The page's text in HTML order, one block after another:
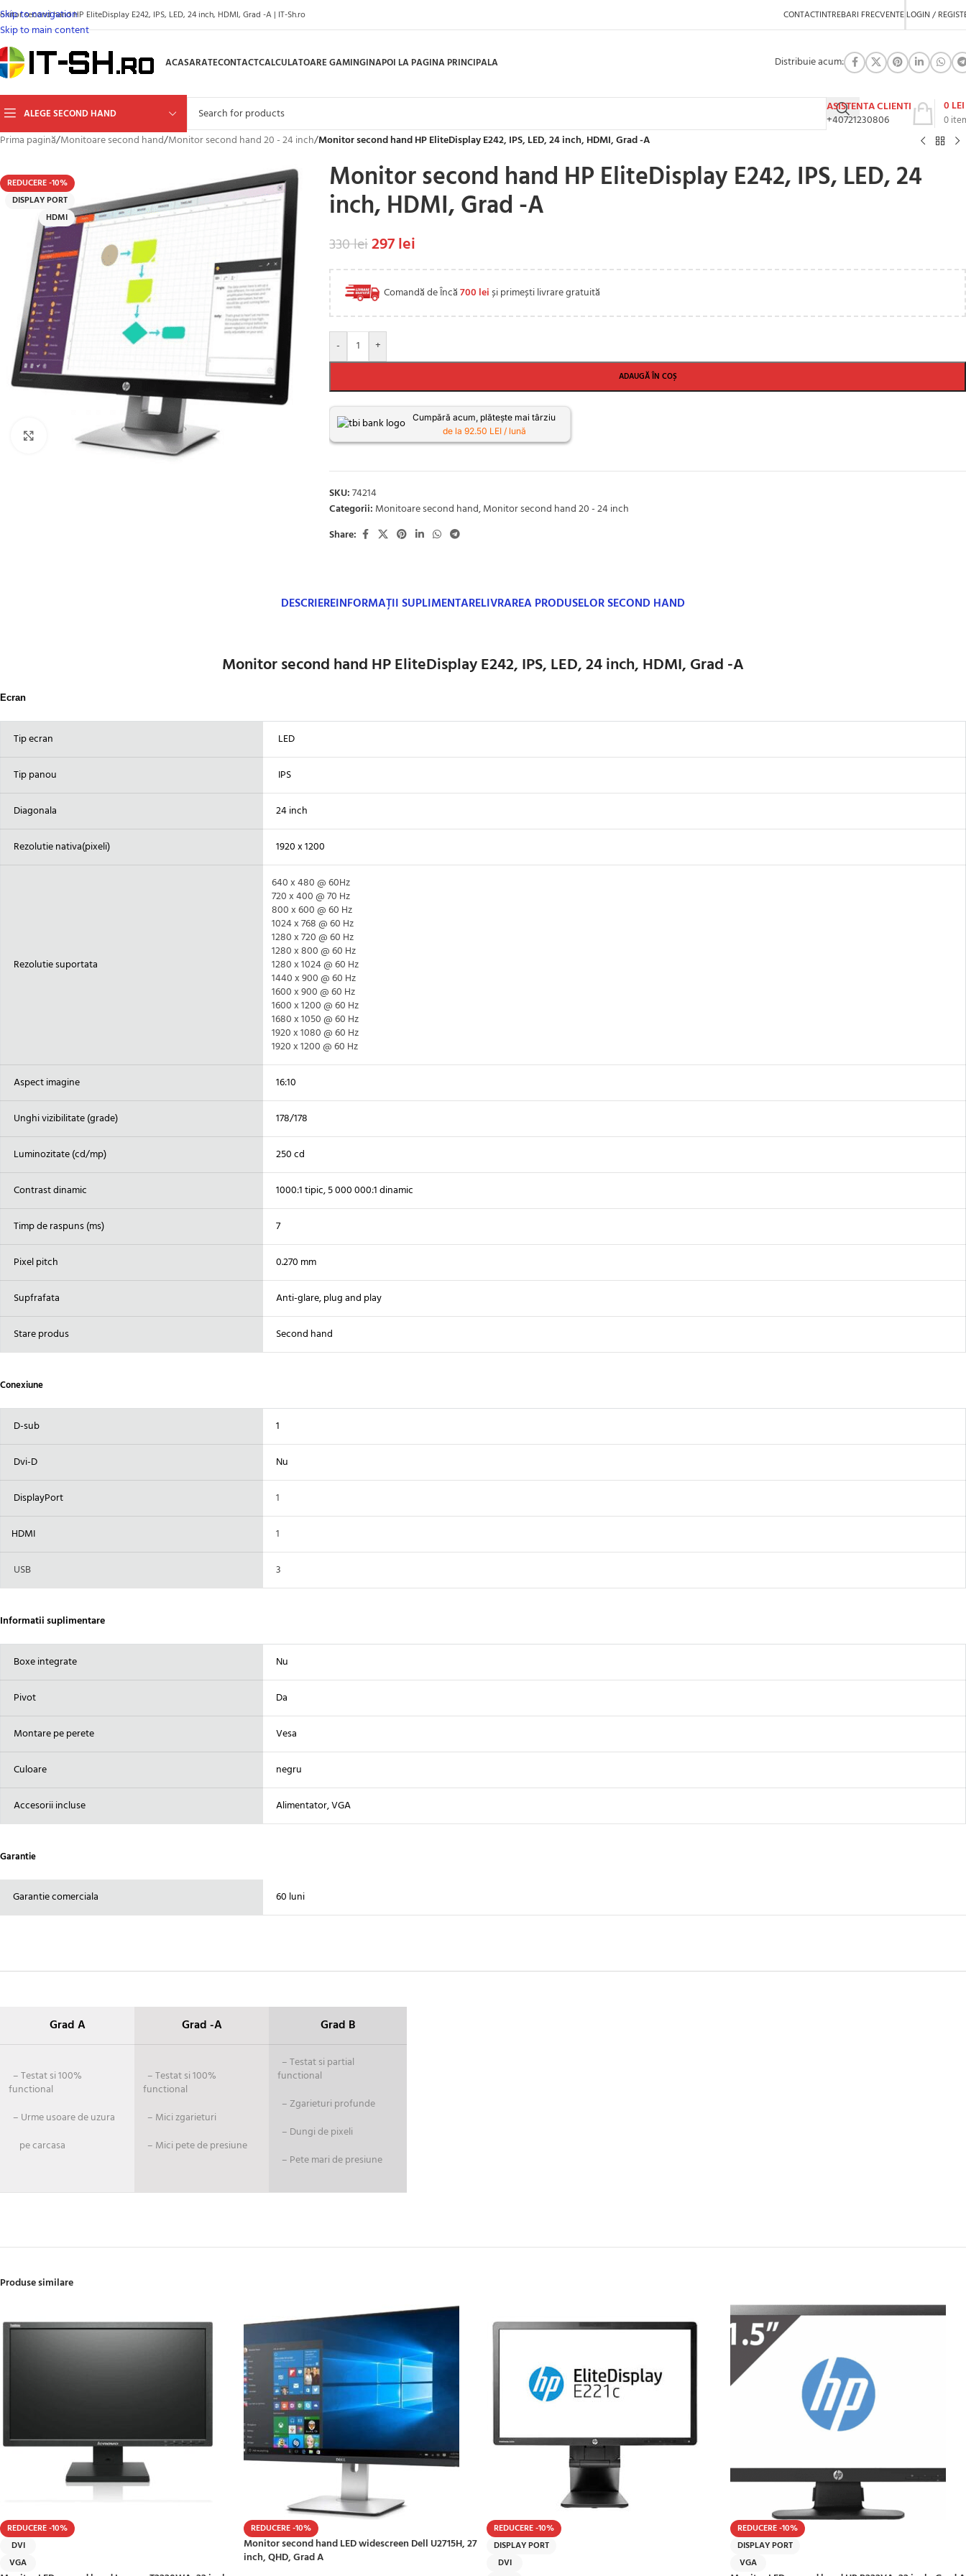
Skip to navigation
Skip to main content
second hand HP EliteDisplay E242, IPS, LED, 24 inch, HDMI, Grad -A | IT-Sh.ro CONTACTINTREBARI FRECVENTE LOGIN /
ACASARATECONTACTCALCULATOARE GAMINGINAPOI LA PAGINA PRINCIPALA Distribuie acum:
ALEGE SECOND HAND
ASISTENTA CLIENTI
+40721230806
0
0 LEI
Prima pagină/Monitoare second hand/Monitor second hand 20 - 24 inch/Monitor second hand HP EliteDisplay E242, IPS, LED, 24 inch, HDMI, Grad -A
REDUCERE -10%
DISPLAY PORT
HDMI
Click to enlarge
Monitor second hand HP EliteDisplay E242, IPS, LED, 24
inch, HDMI, Grad -A
330lei297lei
Comandă de Încă700 leiși primești livrare gratuită
- +
ADAUGĂ ÎN COȘ
Cumpără acum, plătește mai târziu
de la 92.50 LEI / lună
SKU:74214
Categorii: Monitoare second hand,Monitor second hand 20 - 24 inch
Share:
DESCRIEREINFORMAȚII SUPLIMENTARELIVRAREA PRODUSELOR SECOND HAND
Monitor second hand HP EliteDisplay E242, IPS, LED, 24 inch, HDMI, Grad -A
Ecran
Tip ecran LED
Tip panou IPS
Diagonala 24 inch
Rezolutie nativa(pixeli) 1920 x 1200
Rezolutie suportata
640 x 480 @ 60Hz
720 x 400 @ 70 Hz
800 x 600 @ 60 Hz
1024 x 768 @ 60 Hz
1280 x 720 @ 60 Hz
1280 x 800 @ 60 Hz
1280 x 1024 @ 60 Hz
1440 x 900 @ 60 Hz
1600 x 900 @ 60 Hz
1600 x 1200 @ 60 Hz
1680 x 1050 @ 60 Hz
1920 x 1080 @ 60 Hz
1920 x 1200 @ 60 Hz
Aspect imagine 16:10
Unghi vizibilitate (grade) 178/178
Luminozitate (cd/mp) 250 cd
Contrast dinamic 1000:1 tipic, 5 000 000:1 dinamic
Timp de raspuns (ms) 7
Pixel pitch 0.270 mm
Supfrafata Anti-glare, plug and play
Stare produs Second hand
Conexiune
D-sub 1
Dvi-D Nu
DisplayPort 1
HDMI 1
USB 3
Informatii suplimentare
Boxe integrate Nu
Pivot Da
Montare pe perete Vesa
Culoare negru
Accesorii incluse Alimentator, VGA
Garantie
Garantie comerciala 60 luni
Grad A Grad -A Grad B
– Testat si 100%
functional
– Urme usoare de uzura
pe carcasa
– Testat si 100%
functional
– Mici zgarieturi
– Mici pete de presiune
– Testat si partial
functional
– Zgarieturi profunde
– Dungi de pixeli
– Pete mari de presiune
Produse similare
REDUCERE -10%
DVI
VGA
REDUCERE -10%
Monitor second hand LED widescreen Dell U2715H, 27
inch, QHD, Grad A
REDUCERE -10%
DISPLAY PORT
DVI
REDUCERE -10%
DISPLAY PORT
VGA